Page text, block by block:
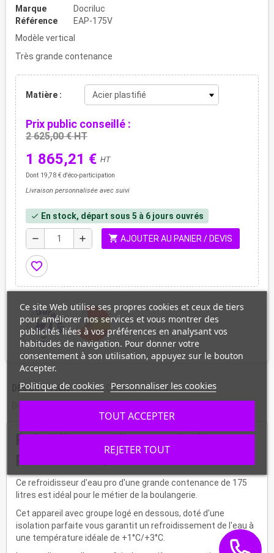
Marque
Docriluc
Référence
EAP-175V
Modèle vertical
Très grande contenance
Matière :
Prix public conseillé :
2 625,00 € HT
1 865,21 € HT
Dont 19,78 € d'éco-participation
Livraison personnalisée avec suivi
check En stock, départ sous 5 à 6 jours ouvrés
remove add shopping_cart AJOUTER AU PANIER / DEVIS
favorite_border
DESCRIPTION
CARACTÉRISTIQUES
Refroidisseurs d'eau vertical
professionnel, 175 L
Ce refroidisseur d'eau pro d'une grande contenance de 175
litres est idéal pour le métier de la boulangerie.
Cet appareil avec groupe logé en dessous, doté d'une
isolation parfaite vous garantit un refroidissement de l'eau à
une température idéale de +1°C/+3°C.
Ce site Web utilise ses propres cookies et ceux de tiers
pour améliorer nos services et vous montrer des
publicités liées à vos préférences en analysant vos
habitudes de navigation. Pour donner votre
consentement à son utilisation, appuyez sur le bouton
Accepter.
Politique de cookies Personnaliser les cookies
REJETER TOUT
TOUT ACCEPTER